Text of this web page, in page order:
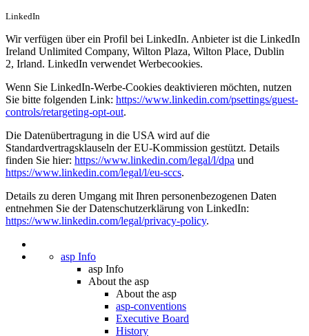
LinkedIn
Wir verfügen über ein Profil bei LinkedIn. Anbieter ist die LinkedIn
Ireland Unlimited Company, Wilton Plaza, Wilton Place, Dublin
2, Irland. LinkedIn verwendet Werbecookies.
Wenn Sie LinkedIn-Werbe-Cookies deaktivieren möchten, nutzen
Sie bitte folgenden Link: https://www.linkedin.com/psettings/guest-
controls/retargeting-opt-out.
Die Datenübertragung in die USA wird auf die
Standardvertragsklauseln der EU-Kommission gestützt. Details
finden Sie hier: https://www.linkedin.com/legal/l/dpa und
https://www.linkedin.com/legal/l/eu-sccs.
Details zu deren Umgang mit Ihren personenbezogenen Daten
entnehmen Sie der Datenschutzerklärung von LinkedIn:
https://www.linkedin.com/legal/privacy-policy.
asp Info
asp Info
About the asp
About the asp
asp-conventions
Executive Board
History